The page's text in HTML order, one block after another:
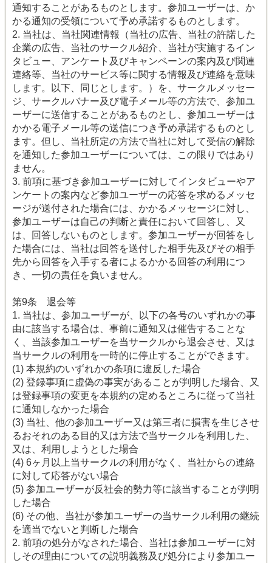
通知することがあるものとします。参加ユーザーは、か
かる通知の受領について予め承諾するものとします。
2. 当社は、当社関連情報（当社の広告、当社の許諾した
企業の広告、当社のサークル紹介、当社が実施するイン
タビュー、アンケート及びキャンペーンの案内及び関連
連絡等、当社のサービス等に関する情報及び連絡を意味
します。以下、同じとします。）を、サークルメッセー
ジ、サークルバナー及び電子メール等の方法で、参加ユ
ーザーに送信することがあるものとし、参加ユーザーは
かかる電子メール等の送信につき予め承諾するものとし
ます。但し、当社所定の方法で当社に対して受信の解除
を通知した参加ユーザーについては、この限りではあり
ません。
3. 前項に基づき参加ユーザーに対してインタビューやア
ンケートの案内など参加ユーザーの応答を求めるメッセ
ージが送付された場合には、かかるメッセージに対し、
参加ユーザーは自己の判断と責任において回答し、又
は、回答しないものとします。参加ユーザーが回答をし
た場合には、当社は回答を送付した相手先及びその相手
先から回答を入手する者によるかかる回答の利用につ
き、一切の責任を負いません。
第9条 退会等
1. 当社は、参加ユーザーが、以下の各号のいずれかの事
由に該当する場合は、事前に通知又は催告することな
く、当該参加ユーザーを当サークルから退会させ、又は
当サークルの利用を一時的に停止することができます。
(1) 本規約のいずれかの条項に違反した場合
(2) 登録事項に虚偽の事実があることが判明した場合、又
は登録事項の変更を本規約の定めるところに従って当社
に通知しなかった場合
(3) 当社、他の参加ユーザー又は第三者に損害を生じさせ
るおそれのある目的又は方法で当サークルを利用した、
又は、利用しようとした場合
(4) 6ヶ月以上当サークルの利用がなく、当社からの連絡
に対して応答がない場合
(5) 参加ユーザーが反社会的勢力等に該当することが判明
した場合
(6) その他、当社が参加ユーザーの当サークル利用の継続
を適当でないと判断した場合
2. 前項の処分がなされた場合、当社は参加ユーザーに対
しその理由についての説明義務及び処分により参加ユー